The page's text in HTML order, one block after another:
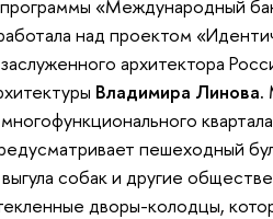
«Международный
над проектом
архитектора
Владимира Линова.
пешеходный
собак и другие
дворы-колодцы,